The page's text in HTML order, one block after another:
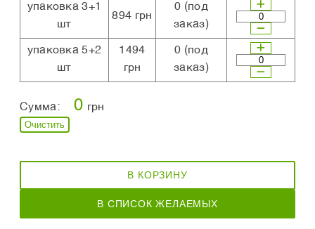
упаковка 3+1
шт
894 грн
0 (под
заказ)
упаковка 5+2
шт
1494
грн
0 (под
заказ)
Сумма: 0 грн
Очистить
В КОРЗИНУ
В СПИСОК ЖЕЛАЕМЫХ